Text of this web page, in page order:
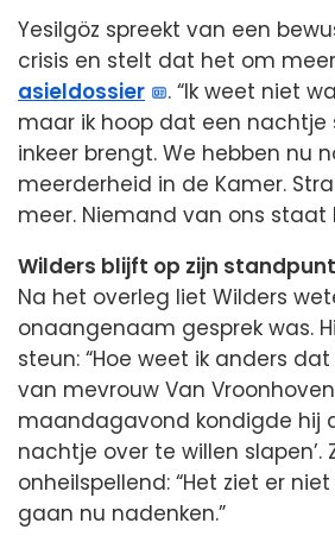
Yesilgöz spreekt van een
crisis en stelt dat het om
asieldossier
. “Ik weet niet
maar ik hoop dat een
inkeer brengt. We hebben nu
meerderheid in de Kamer.
meer. Niemand van ons staat
Wilders blijft op zijn standpunt
Na het overleg liet Wilders
onaangenaam gesprek was.
steun: “Hoe weet ik anders
van mevrouw Van
maandagavond kondigde hij
nachtje over te willen slapen’.
onheilspellend: “Het ziet er
gaan nu nadenken.”